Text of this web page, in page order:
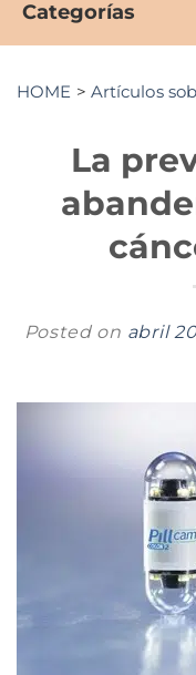
Categorías
HOME > Artículos
La
Posted on abril